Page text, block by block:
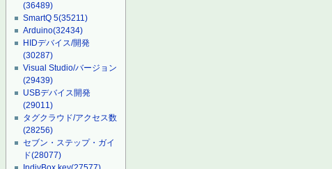
(36489)
SmartQ 5(35211)
Arduino(32434)
HIDデバイス/開発
(30287)
Visual Studio/バージョン
(29439)
USBデバイス開発
(29011)
タグクラウド/アクセス数
(28256)
セブン・ステップ・ガイ
ド(28077)